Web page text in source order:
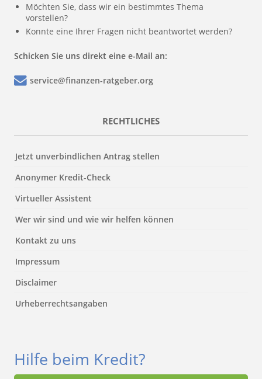
Möchten Sie, dass wir ein bestimmtes Thema
vorstellen?
Konnte eine Ihrer Fragen nicht beantwortet werden?
Schicken Sie uns direkt eine e-Mail an:
service@finanzen-ratgeber.org
RECHTLICHES
Jetzt unverbindlichen Antrag stellen
Anonymer Kredit-Check
Virtueller Assistent
Wer wir sind und wie wir helfen können
Kontakt zu uns
Impressum
Disclaimer
Urheberrechtsangaben
Hilfe beim Kredit?